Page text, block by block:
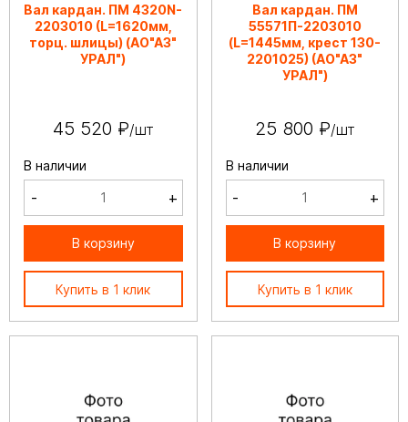
Вал кардан. ПМ 4320N-
2203010 (L=1620мм,
торц. шлицы) (АО"АЗ"
УРАЛ")
45 520 ₽/шт
В наличии
- +
В корзину
Купить в 1 клик
Вал кардан. ПМ
55571П-2203010
(L=1445мм, крест 130-
2201025) (АО"АЗ"
УРАЛ")
25 800 ₽/шт
В наличии
- +
В корзину
Купить в 1 клик